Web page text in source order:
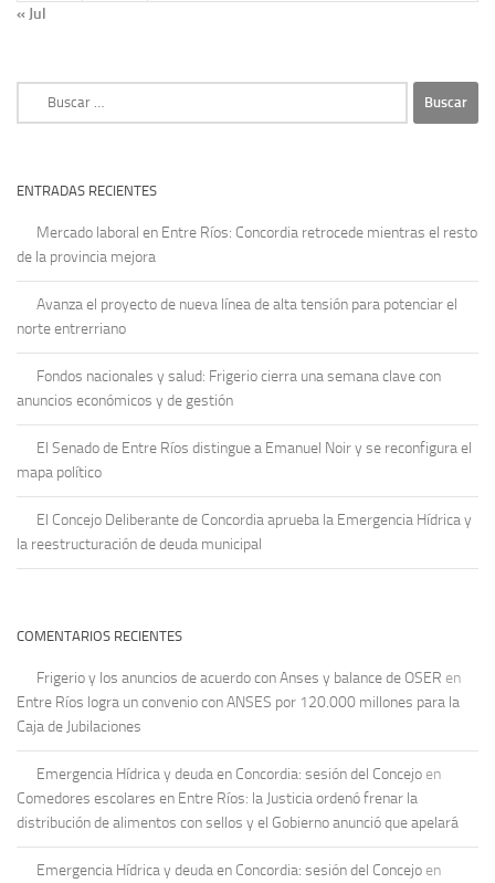
« Jul
ENTRADAS RECIENTES
Mercado laboral en Entre Ríos: Concordia retrocede mientras el resto
de la provincia mejora
Avanza el proyecto de nueva línea de alta tensión para potenciar el
norte entrerriano
Fondos nacionales y salud: Frigerio cierra una semana clave con
anuncios económicos y de gestión
El Senado de Entre Ríos distingue a Emanuel Noir y se reconfigura el
mapa político
El Concejo Deliberante de Concordia aprueba la Emergencia Hídrica y
la reestructuración de deuda municipal
COMENTARIOS RECIENTES
Frigerio y los anuncios de acuerdo con Anses y balance de OSER en
Entre Ríos logra un convenio con ANSES por 120.000 millones para la
Caja de Jubilaciones
Emergencia Hídrica y deuda en Concordia: sesión del Concejo en
Comedores escolares en Entre Ríos: la Justicia ordenó frenar la
distribución de alimentos con sellos y el Gobierno anunció que apelará
Emergencia Hídrica y deuda en Concordia: sesión del Concejo en